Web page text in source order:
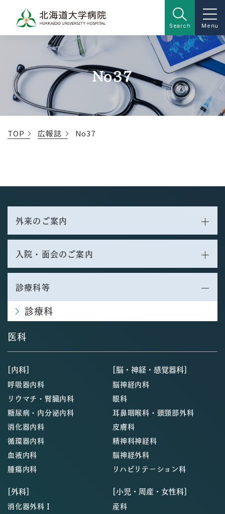
Search Menu
No37
TOP 広報誌 No37
外来のご案内
入院・面会のご案内
診療科等
診療科
医科
[内科]
呼吸器内科
リウマチ・腎臓内科
糖尿病・内分泌内科
消化器内科
循環器内科
血液内科
腫瘍内科
[外科]
消化器外科Ⅰ
[脳・神経・感覚器科]
脳神経内科
眼科
耳鼻咽喉科・頭頸部外科
皮膚科
精神科神経科
脳神経外科
リハビリテーション科
[小児・周産・女性科]
産科